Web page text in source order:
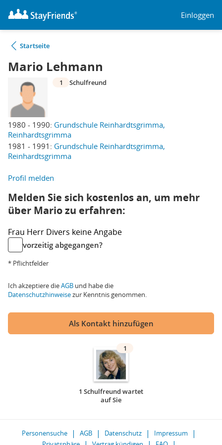
Einloggen
Startseite
Mario Lehmann
1980 - 1990: Grundschule Reinhardtsgrimma,
Reinhardtsgrimma
1981 - 1991: Grundschule Reinhardtsgrimma,
Reinhardtsgrimma
1 Schulfreund
Profil melden
Melden Sie sich kostenlos an, um mehr
über Mario zu erfahren:
Frau Herr Divers keine Angabe
vorzeitig abgegangen?
* Pflichtfelder
Ich akzeptiere dieAGB und habe die
Datenschutzhinweisezur Kenntnis genommen.
Als Kontakt hinzufügen
1
1 Schulfreund wartet
auf Sie
Personensuche AGB Datenschutz
Impressum